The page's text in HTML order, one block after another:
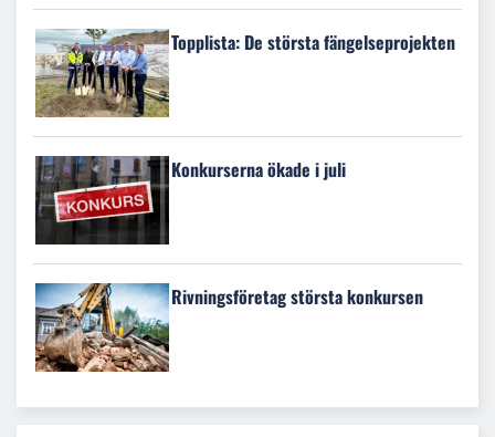
Topplista: De största fängelseprojekten
Konkurserna ökade i juli
Rivningsföretag största konkursen